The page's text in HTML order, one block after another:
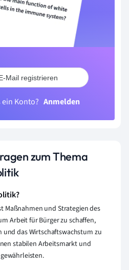
Mail registrieren
Konto? Anmelden
zum Thema
Maßnahmen und Strategien des
Arbeit für Bürger zu schaffen,
das Wirtschaftswachstum zu
stabilen Arbeitsmarkt und